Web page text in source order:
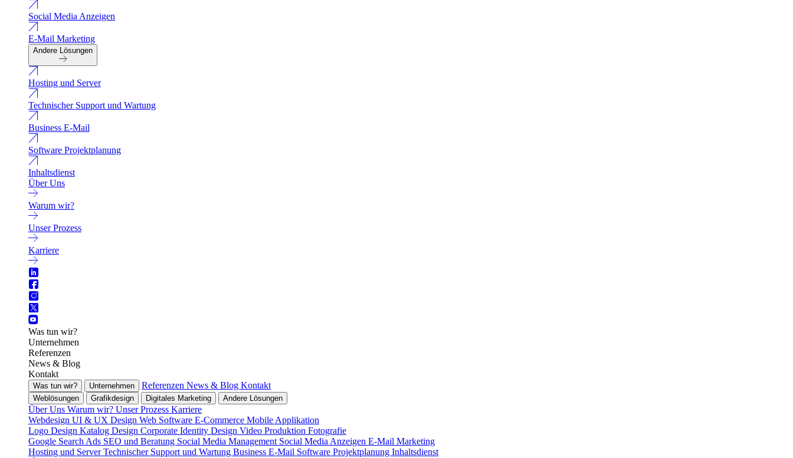
Social Media Anzeigen
E-Mail Marketing
Andere Lösungen
Hosting und Server
Technischer Support und Wartung
Business E-Mail
Software Projektplanung
Inhaltsdienst
Über Uns
Warum wir?
Unser Prozess
Karriere
Was tun wir?
Unternehmen
Referenzen
News & Blog
Kontakt
Was tun wir? Unternehmen Referenzen News & Blog Kontakt
Weblösungen Grafikdesign Digitales Marketing Andere Lösungen
Über Uns Warum wir? Unser Prozess Karriere
Webdesign UI & UX Design Web Software E-Commerce Mobile Applikation
Logo Design Katalog Design Corporate Identity Design Video Produktion Fotografie
Google Search Ads SEO und Beratung Social Media Management Social Media Anzeigen E-Mail Marketing
Hosting und ServerTechnischer Support und Wartung Business E-Mail Software Projektplanung Inhaltsdienst